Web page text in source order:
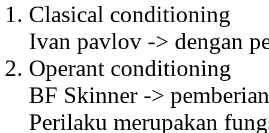
Clasical conditioning
Ivan pavlov -> dengan
Operant conditioning
BF Skinner ->
Perilaku merupakan